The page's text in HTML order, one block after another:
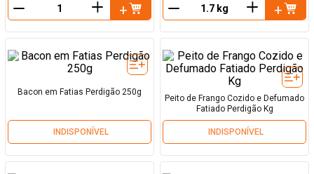
＋
－
＋
Bacon em Fatias Perdigão 250g
INDISPONÍVEL
Peito de Frango Cozido e Defumado
Fatiado Perdigão Kg
INDISPONÍVEL